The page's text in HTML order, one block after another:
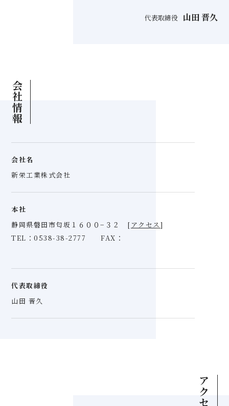
代表取締役 山田 晋久
会社情報
会社名
新栄工業株式会社
本社
静岡県磐田市匂坂１６００−３２
[ アクセス]
TEL：0538-38-2777
FAX：
代表取締役
山田 晋久
アクセス